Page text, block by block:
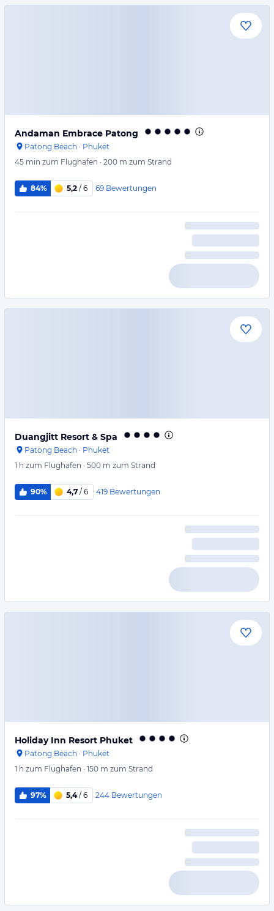
Andaman Embrace Patong
Patong Beach · Phuket
45 min zum Flughafen · 200 m zum Strand
84% 5,2 / 6 69 Bewertungen
Duangjitt Resort & Spa
Patong Beach · Phuket
1 h zum Flughafen · 500 m zum Strand
90% 4,7 / 6 419 Bewertungen
Holiday Inn Resort Phuket
Patong Beach · Phuket
1 h zum Flughafen · 150 m zum Strand
97% 5,4/ 6 244 Bewertungen